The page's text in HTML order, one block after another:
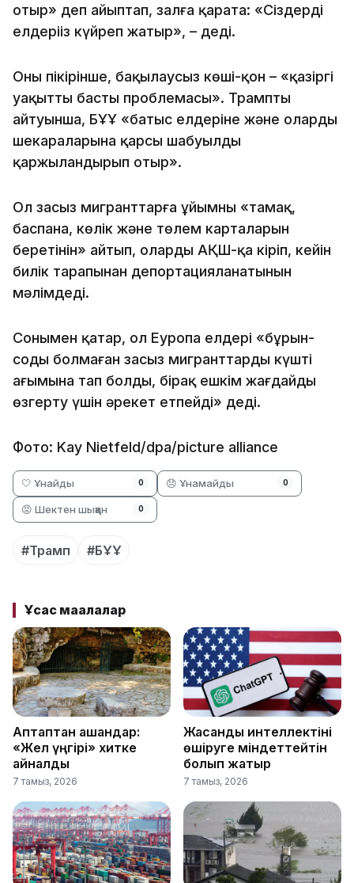
отыр» деп айыптап, залға қарата: «Сіздердің
елдеріңіз күйреп жатыр», – деді.
Оның пікірінше, бақылаусыз көші-қон – «қазіргі
уақыттың басты проблемасы». Трамптың
айтуынша, БҰҰ «батыс елдеріне және олардың
шекараларына қарсы шабуылды
қаржыландырып отыр».
Ол заңсыз мигранттарға ұйымның «тамақ,
баспана, көлік және төлем карталарын
беретінін» айтып, олардың АҚШ-қа кіріп, кейін
билік тарапынан депортацияланатынын
мәлімдеді.
Сонымен қатар, ол Еуропа елдері «бұрын-
соңды болмаған заңсыз мигранттардың күштi
ағымына тап болды, бірақ ешкім жағдайды
өзгерту үшін әрекет етпейді» деді.
Фото: Kay Nietfeld/dpa/picture alliance
🤍 Ұнайды 0 😞 Ұнамайды 0
😡 Шектен шыққан 0
#Трамп #БҰҰ
Ұқсас мақалалар
Аптаптан қашқандар:
«Жел үңгірі» хитке
айналды
7 тамыз, 2026
Жасанды интеллектіні
өшіруге міндеттейтін
болып жатыр
7 тамыз, 2026